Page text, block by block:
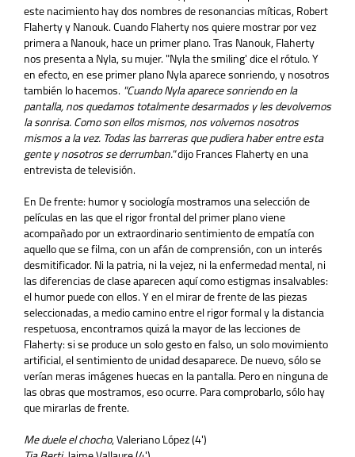
este nacimiento hay dos nombres de resonancias míticas, Robert
Flaherty y Nanouk. Cuando Flaherty nos quiere mostrar por vez
primera a Nanouk, hace un primer plano. Tras Nanouk, Flaherty
nos presenta a Nyla, su mujer. "Nyla the smiling' dice el rótulo. Y
en efecto, en ese primer plano Nyla aparece sonriendo, y nosotros
también lo hacemos. "Cuando Nyla aparece sonriendo en la
pantalla, nos quedamos totalmente desarmados y les devolvemos
la sonrisa. Como son ellos mismos, nos volvemos nosotros
mismos a la vez. Todas las barreras que pudiera haber entre esta
gente y nosotros se derrumban."dijo Frances Flaherty en una
entrevista de televisión.
En De frente: humor y sociología mostramos una selección de
películas en las que el rigor frontal del primer plano viene
acompañado por un extraordinario sentimiento de empatía con
aquello que se filma, con un afán de comprensión, con un interés
desmitificador. Ni la patria, ni la vejez, ni la enfermedad mental, ni
las diferencias de clase aparecen aquí como estigmas insalvables:
el humor puede con ellos. Y en el mirar de frente de las piezas
seleccionadas, a medio camino entre el rigor formal y la distancia
respetuosa, encontramos quizá la mayor de las lecciones de
Flaherty: si se produce un solo gesto en falso, un solo movimiento
artificial, el sentimiento de unidad desaparece. De nuevo, sólo se
verían meras imágenes huecas en la pantalla. Pero en ninguna de
las obras que mostramos, eso ocurre. Para comprobarlo, sólo hay
que mirarlas de frente.
Me duele el chocho, Valeriano López (4')